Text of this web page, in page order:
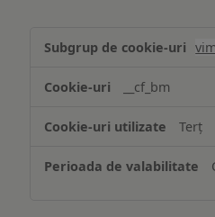
Asigurarea
funcționalităților
website-
ului
__cf_bm
Terț